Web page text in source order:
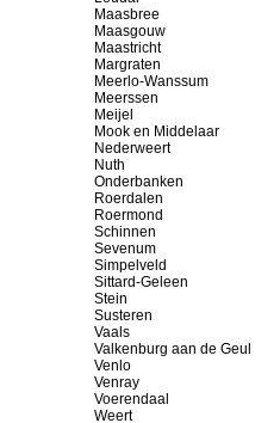
Maasbree
Maasgouw
Maastricht
Margraten
Meerlo-Wanssum
Meerssen
Meijel
Mook en Middelaar
Nederweert
Nuth
Onderbanken
Roerdalen
Roermond
Schinnen
Sevenum
Simpelveld
Sittard-Geleen
Stein
Susteren
Vaals
Valkenburg aan de Geul
Venlo
Venray
Voerendaal
Weert